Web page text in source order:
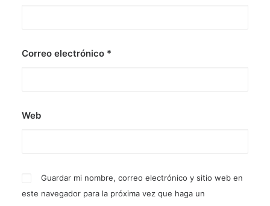
Correo electrónico *
Web
Guardar mi nombre, correo electrónico y sitio web en
este navegador para la próxima vez que haga un